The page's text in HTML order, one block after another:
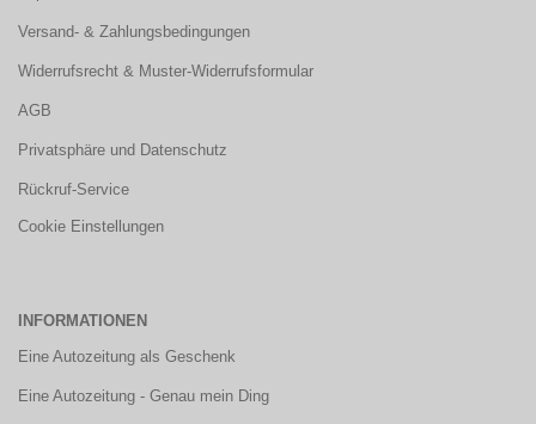
Versand- & Zahlungsbedingungen
Widerrufsrecht & Muster-Widerrufsformular
AGB
Privatsphäre und Datenschutz
Rückruf-Service
Cookie Einstellungen
INFORMATIONEN
Eine Autozeitung als Geschenk
Eine Autozeitung - Genau mein Ding